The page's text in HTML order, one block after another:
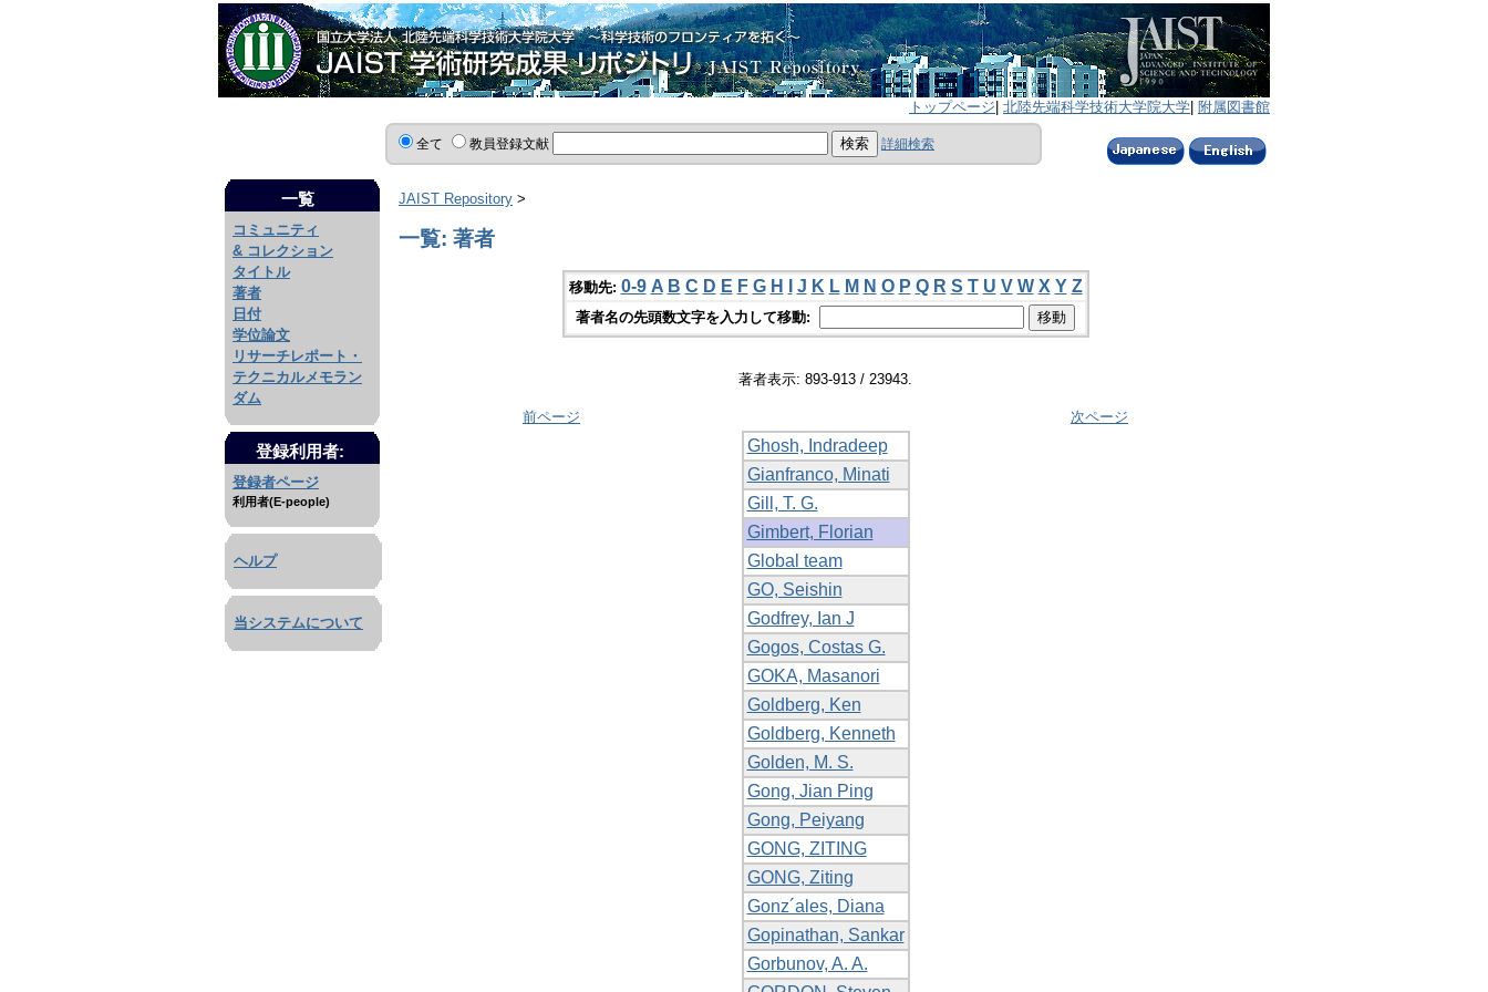
トップページ 北陸先端科学技術大学院大学 附属図書館
全て 教員登録文献 詳細検索
一覧
コミュニティ
& コレクション
タイトル
著者
日付
学位論文
リサーチレポート・
テクニカルメモラン
ダム
登録利用者:
登録者ページ
利用者(E-people)
ヘルプ
当システムについて
JAIST Repository >
一覧: 著者
移動先: 0-9 A B C D E F G H J K L M N O P Q R S T U V W X Y Z
著者名の先頭数文字を入力して移動:
著者表示: 893-913 / 23943.
前ページ 次ページ
Ghosh, Indradeep
Gianfranco, Minati
Gill, T. G.
Gimbert, Florian
Global team
GO, Seishin
Godfrey, Ian J
Gogos, Costas G.
GOKA, Masanori
Goldberg, Ken
Goldberg, Kenneth
Golden, M. S.
Gong, Jian Ping
Gong, Peiyang
GONG, ZITING
GONG, Ziting
Gonz´ales, Diana
Gopinathan, Sankar
Gorbunov, A. A.